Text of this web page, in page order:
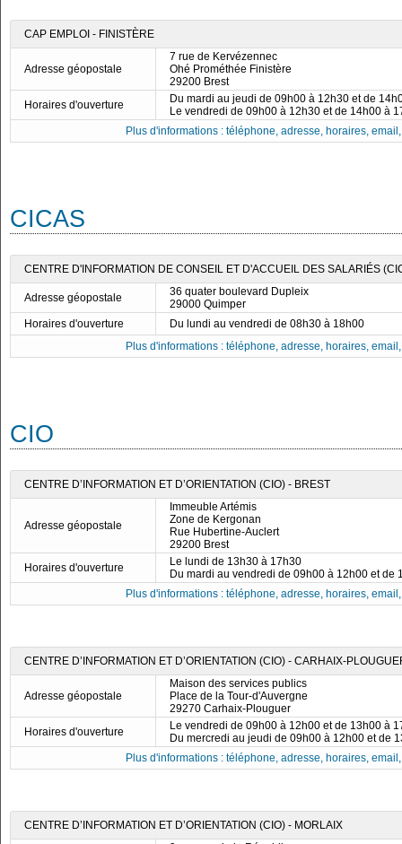
CAP EMPLOI - FINISTÈRE
Adresse géopostale
7 rue de Kervézennec
Ohé Prométhée Finistère
29200 Brest
Horaires d'ouverture
Du mardi au jeudi de 09h00 à 12h30 et de
Le vendredi de 09h00 à 12h30 et de 14h00 à
Plus d'informations : téléphone, adresse, horaires,
CICAS
CENTRE D'INFORMATION DE CONSEIL ET D'ACCUEIL DES SALARIÉS
Adresse géopostale
36 quater boulevard Dupleix
29000 Quimper
Horaires d'ouverture
Du lundi au vendredi de 08h30 à 18h00
Plus d'informations : téléphone, adresse, horaires,
CIO
CENTRE D’INFORMATION ET D’ORIENTATION (CIO) - BREST
Adresse géopostale
Immeuble Artémis
Zone de Kergonan
Rue Hubertine-Auclert
29200 Brest
Horaires d'ouverture
Le lundi de 13h30 à 17h30
Du mardi au vendredi de 09h00 à 12h00 et de
Plus d'informations : téléphone, adresse, horaires,
CENTRE D’INFORMATION ET D’ORIENTATION (CIO) - CARHAIX-
Adresse géopostale
Maison des services publics
Place de la Tour-d'Auvergne
29270 Carhaix-Plouguer
Horaires d'ouverture
Le vendredi de 09h00 à 12h00 et de 13h00 à
Du mercredi au jeudi de 09h00 à 12h00 et de
Plus d'informations : téléphone, adresse, horaires,
CENTRE D’INFORMATION ET D’ORIENTATION (CIO) - MORLAIX